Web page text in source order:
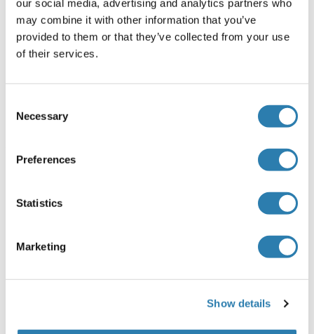
our social media, advertising and analytics partners who
may combine it with other information that you’ve
provided to them or that they’ve collected from your use
of their services.
Selection
Necessary
Preferences
Statistics
Marketing
Show details
milk / PBS buffer, and HRP conjugated anti-Rabbit IgG
should be diluted in 1:50000 - 100000 as second antibody.
Commentaires
For Research Use only
Format
Reconstitution